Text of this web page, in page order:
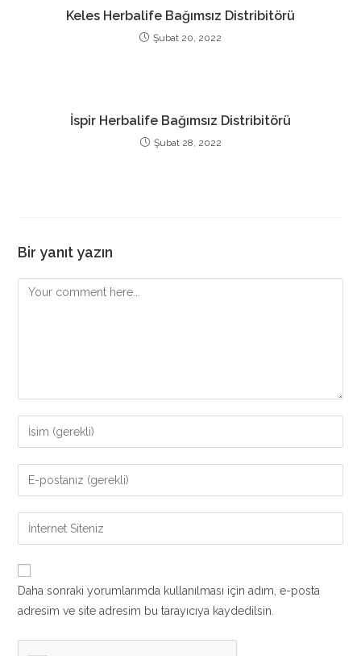
Keles Herbalife Bağımsız Distribitörü
Şubat 20, 2022
İspir Herbalife Bağımsız Distribitörü
Şubat 28, 2022
Bir yanıt yazın
Comment
Enter
your
name
comment
Enter
your
email
address
comment
Enter
your
website
Daha sonraki yorumlarımda kullanılması için adım, e-posta
adresim ve site adresim bu tarayıcıya kaydedilsin.